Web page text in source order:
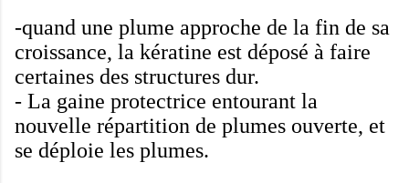
-quand une plume approche de la fin de sa
croissance, la kératine est déposé à faire
certaines des structures dur.
- La gaine protectrice entourant la
nouvelle répartition de plumes ouverte, et
se déploie les plumes.